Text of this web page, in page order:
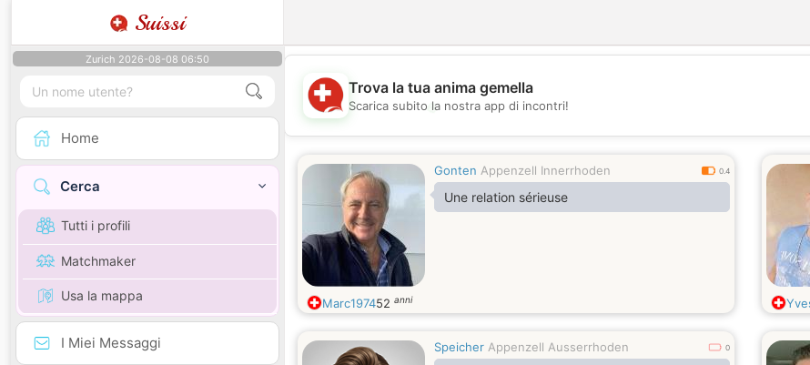
Suissi
Zurich 2026-08-08 06:50
Home
Cerca
Tutti i profili
Matchmaker
Usa la mappa
I Miei Messaggi
💖
💕
Trova la tua anima gemella
Scarica subito la nostra app di incontri!
Gonten Appenzell Innerrhoden 0.4
Une relation sérieuse
Marc197452 anni
Speicher Appenzell Ausserrhoden 0